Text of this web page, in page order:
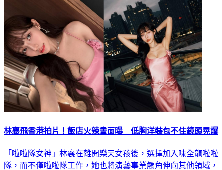
林襄飛香港拍片！飯店火辣畫面曝 低胸洋裝包不住鏡頭晃爆
「啦啦隊女神」林襄在離開樂天女孩後，選擇加入味全龍啦啦
隊，而不僅啦啦隊工作，她也將演藝事業觸角伸向其他領域，